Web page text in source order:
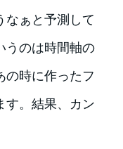
なぁと予測して
うのは時間軸の
の時に作ったフ
す。結果、カン